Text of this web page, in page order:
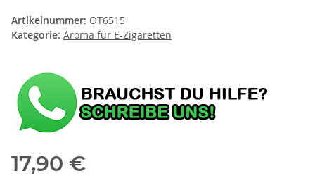
Artikelnummer: OT6515
Kategorie: Aroma für E-Zigaretten
17,90 €